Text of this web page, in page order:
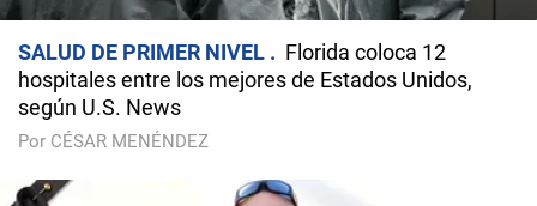
SALUD DE PRIMER NIVEL
Florida coloca 12
hospitales entre los mejores de Estados Unidos,
según U.S. News
Por CÉSAR MENÉNDEZ